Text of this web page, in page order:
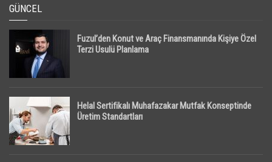
GÜNCEL
Fuzul’den Konut ve Araç Finansmanında Kişiye Özel
Terzi Usulü Planlama
Helal Sertifikalı Muhafazakar Mutfak Konseptinde
Üretim Standartları